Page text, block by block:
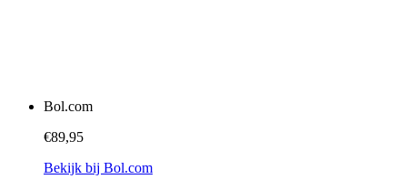
Bol.com
€89,95
Bekijk bij Bol.com